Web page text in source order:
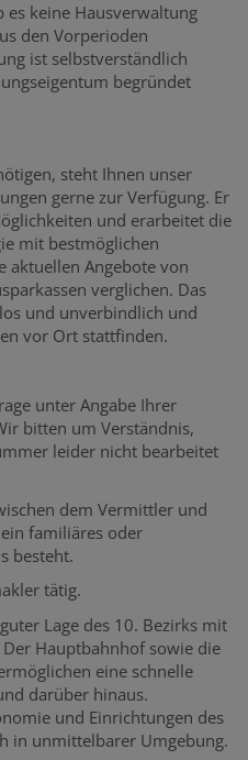
es keine Hausverwaltung
den Vorperioden
ist selbstverständlich
begründet
steht Ihnen unser
gerne zur Verfügung. Er
und erarbeitet die
mit bestmöglichen
aktuellen Angebote von
verglichen. Das
und unverbindlich und
vor Ort stattfinden.
unter Angabe Ihrer
bitten um Verständnis,
leider nicht bearbeitet
dem Vermittler und
familiäres oder
besteht.
tätig.
Lage des 10. Bezirks mit
Hauptbahnhof sowie die
eine schnelle
darüber hinaus.
und Einrichtungen des
in unmittelbarer Umgebung.